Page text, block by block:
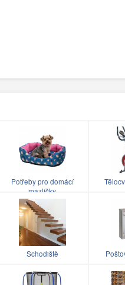
Potřeby pro domácí
mazlíčky
Schodiště